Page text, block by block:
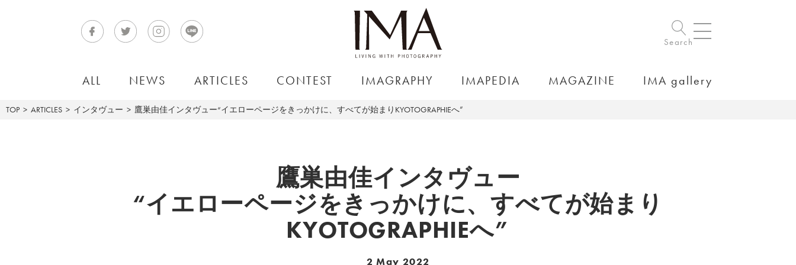
Search
ALL NEWS ARTICLES CONTEST IMAGRAPHY IMAPEDIA MAGAZINE IMA gallery
TOP ARTICLES インタヴュー 鷹巣由佳インタヴュー“イエローページをきっかけに、すべてが始まりKYOTOGRAPHIEへ”
鷹巣由佳インタヴュー
“イエローページをきっかけに、すべてが始まり
KYOTOGRAPHIEへ”
2 May 2022